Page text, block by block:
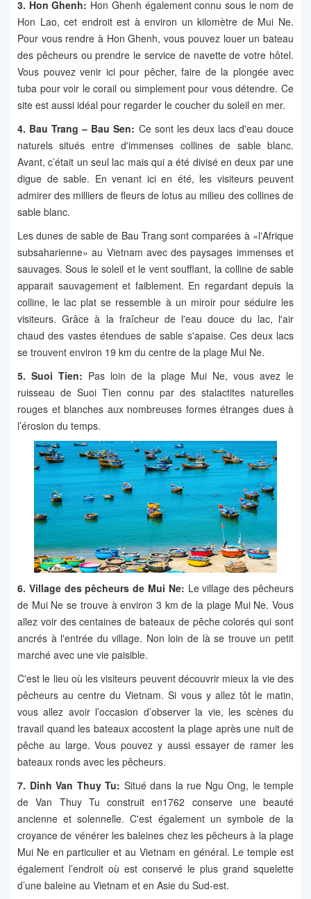
3. Hon Ghenh: Hon Ghenh également connu sous le nom de
Hon Lao, cet endroit est à environ un kilomètre de Mui Ne.
Pour vous rendre à Hon Ghenh, vous pouvez louer un bateau
des pêcheurs ou prendre le service de navette de votre hôtel.
Vous pouvez venir ici pour pêcher, faire de la plongée avec
tuba pour voir le corail ou simplement pour vous détendre. Ce
site est aussi idéal pour regarder le coucher du soleil en mer.
4. Bau Trang – Bau Sen: Ce sont les deux lacs d'eau douce
naturels situés entre d'immenses collines de sable blanc.
Avant, c’était un seul lac mais qui a été divisé en deux par une
digue de sable. En venant ici en été, les visiteurs peuvent
admirer des milliers de fleurs de lotus au milieu des collines de
sable blanc.
Les dunes de sable de Bau Trang sont comparées à «l'Afrique
subsaharienne» au Vietnam avec des paysages immenses et
sauvages. Sous le soleil et le vent soufflant, la colline de sable
apparait sauvagement et faiblement. En regardant depuis la
colline, le lac plat se ressemble à un miroir pour séduire les
visiteurs. Grâce à la fraîcheur de l'eau douce du lac, l'air
chaud des vastes étendues de sable s'apaise. Ces deux lacs
se trouvent environ 19 km du centre de la plage Mui Ne.
5. Suoi Tien: Pas loin de la plage Mui Ne, vous avez le
ruisseau de Suoi Tien connu par des stalactites naturelles
rouges et blanches aux nombreuses formes étranges dues à
l’érosion du temps.
6. Village des pêcheurs de Mui Ne: Le village des pêcheurs
de Mui Ne se trouve à environ 3 km de la plage Mui Ne. Vous
allez voir des centaines de bateaux de pêche colorés qui sont
ancrés à l'entrée du village. Non loin de là se trouve un petit
marché avec une vie paisible.
C'est le lieu où les visiteurs peuvent découvrir mieux la vie des
pêcheurs au centre du Vietnam. Si vous y allez tôt le matin,
vous allez avoir l’occasion d’observer la vie, les scènes du
travail quand les bateaux accostent la plage après une nuit de
pêche au large. Vous pouvez y aussi essayer de ramer les
bateaux ronds avec les pêcheurs.
7. Dinh Van Thuy Tu: Situé dans la rue Ngu Ong, le temple
de Van Thuy Tu construit en1762 conserve une beauté
ancienne et solennelle. C'est également un symbole de la
croyance de vénérer les baleines chez les pêcheurs à la plage
Mui Ne en particulier et au Vietnam en général. Le temple est
également l’endroit où est conservé le plus grand squelette
d’une baleine au Vietnam et en Asie du Sud-est.